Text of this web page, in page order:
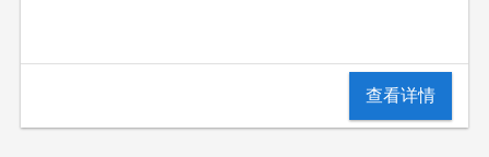
查看详情